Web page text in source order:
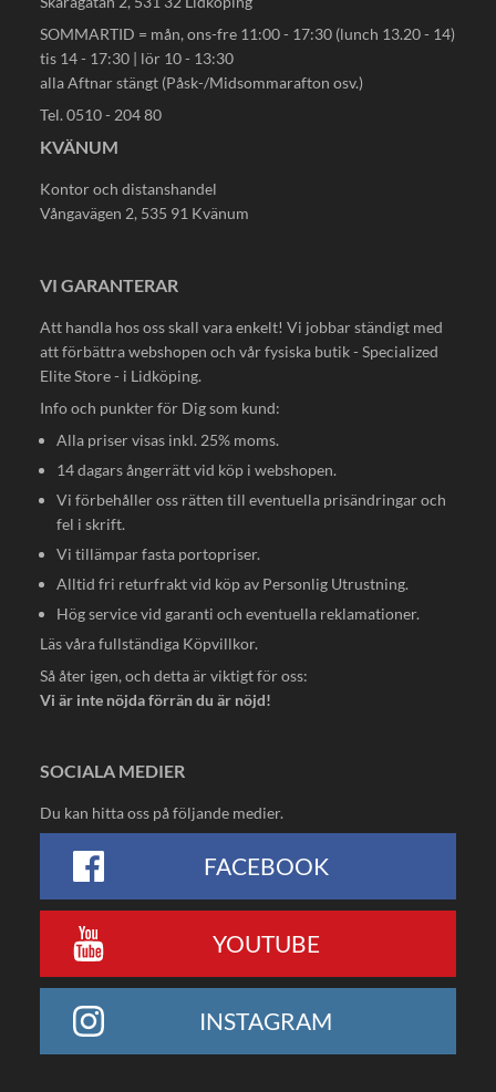
SOMMARTID = mån, ons-fre 11:00 - 17:30 (lunch 13.20 - 14)
tis 14 - 17:30 | lör 10 - 13:30
alla Aftnar stängt (Påsk-/Midsommarafton osv.)
Tel. 0510 - 204 80
KVÄNUM
Kontor och distanshandel
Vångavägen 2, 535 91 Kvänum
VI GARANTERAR
Att handla hos oss skall vara enkelt! Vi jobbar ständigt med
att förbättra webshopen och vår fysiska butik - Specialized
Elite Store - i Lidköping.
Info och punkter för Dig som kund:
Alla priser visas inkl. 25% moms.
14 dagars ångerrätt vid köp i webshopen.
Vi förbehåller oss rätten till eventuella prisändringar och
fel i skrift.
Vi tillämpar fasta portopriser.
Alltid fri returfrakt vid köp av Personlig Utrustning.
Hög service vid garanti och eventuella reklamationer.
Läs våra fullständiga Köpvillkor.
Så åter igen, och detta är viktigt för oss:
Vi är inte nöjda förrän du är nöjd!
SOCIALA MEDIER
Du kan hitta oss på följande medier.
FACEBOOK
YOUTUBE
INSTAGRAM